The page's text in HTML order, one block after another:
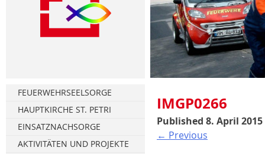
FEUERWEHRSEELSORGE
HAUPTKIRCHE ST. PETRI
Florianstag
Türmerstube
EINSATZNACHSORGE
Gesprächsnachsorge
AKTIVITÄTEN UND PROJEKTE
IMGP0266
Published 8. April 2015
← Previous